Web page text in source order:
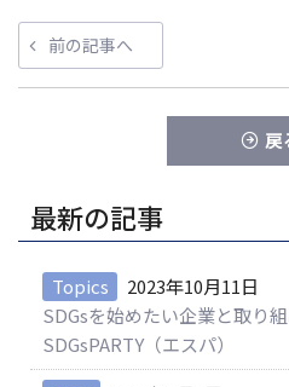
投
稿
ナ
ー
シ
ョ
ン
の
投
前の記事へ
戻
最新の記事
Topics
2023年10月11日
SDGsを始めたい企業と取り
SDGsPARTY（エスパ）